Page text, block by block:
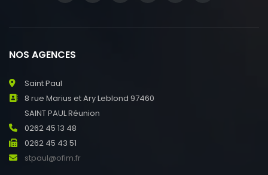
NOS AGENCES
Saint Paul
8 rue Marius et Ary Leblond 97460
SAINT PAUL Réunion
0262 45 13 48
0262 45 43 51
stpaul@ofim.fr